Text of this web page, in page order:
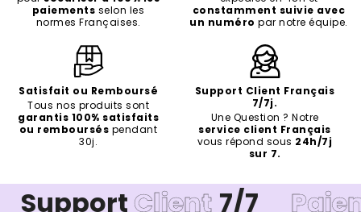
paiements selon les
normes Françaises.
constamment suivie avec
un numéro par notre équipe.
Satisfait ou Remboursé
Tous nos produits sont
garantis 100% satisfaits
ou remboursés pendant
30j.
Support Client Français
7/7j.
Une Question ? Notre
service client Français
vous répond sous 24h/7j
sur 7.
Client 7/7 Paiement